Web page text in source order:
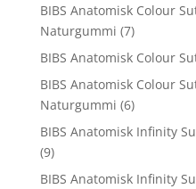
BIBS Anatomisk Colour
Naturgummi (7)
BIBS Anatomisk Colour
BIBS Anatomisk Colour
Naturgummi (6)
BIBS Anatomisk Infinity
(9)
BIBS Anatomisk Infinity